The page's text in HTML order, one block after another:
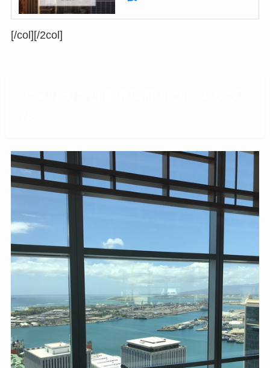
[/col][/2col]